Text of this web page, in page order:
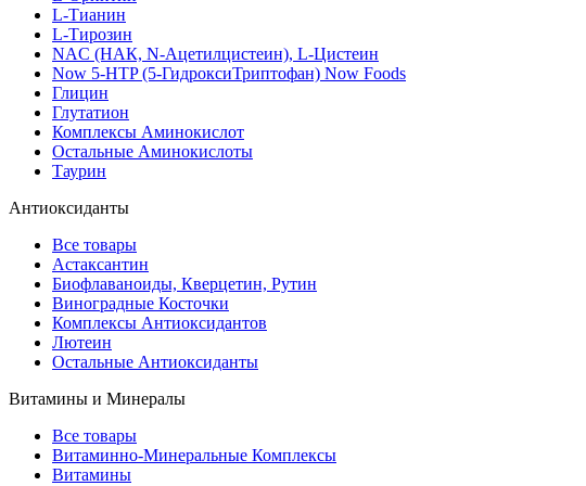
L-Тианин
L-Тирозин
NAC (НАК, N-Ацетилцистеин), L-Цистеин
Now 5-HTP (5-ГидроксиТриптофан) Now Foods
Глицин
Глутатион
Комплексы Аминокислот
Остальные Аминокислоты
Таурин
Антиоксиданты
Все товары
Астаксантин
Биофлаваноиды, Кверцетин, Рутин
Виноградные Косточки
Комплексы Антиоксидантов
Лютеин
Остальные Антиоксиданты
Витамины и Минералы
Все товары
Витаминно-Минеральные Комплексы
Витамины